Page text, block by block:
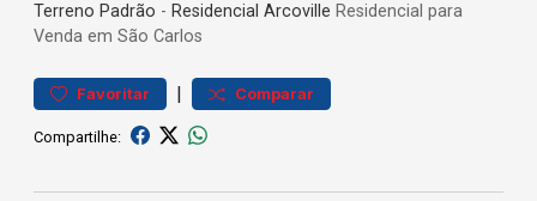
Terreno Padrão - Residencial Arcoville Residencial para
Venda em São Carlos
Favoritar | Comparar
Compartilhe: